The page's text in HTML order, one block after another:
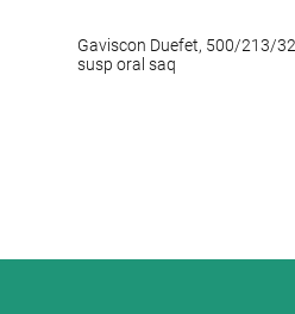
Gaviscon Duefet, 500/213/
susp oral saq